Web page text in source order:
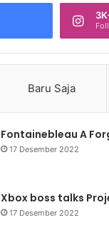
Baru Saja
Fontainebleau A
17 Desember 2022
Xbox boss talks
17 Desember 2022